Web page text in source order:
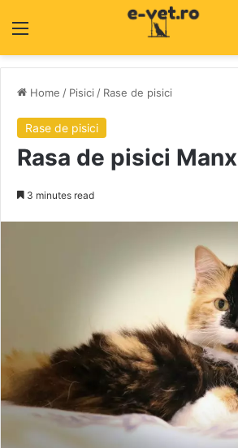
Home / Pisici / Rase de pisici
Rase de pisici
Rasa de pisici Manx
3 minutes read